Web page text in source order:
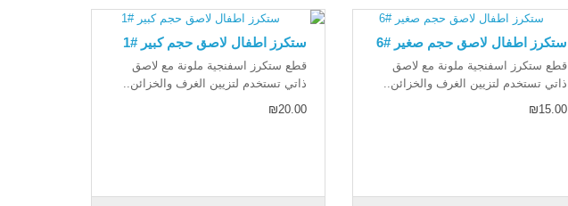
ستكرز اطفال لاصق حجم صغير #6
قطع ستكرز اسفنجية ملونة مع لاصق
ذاتي تستخدم لتزيين الغرف والخزائن..
₪15.00
ستكرز اطفال لاصق حجم كبير #1
قطع ستكرز اسفنجية ملونة مع لاصق
ذاتي تستخدم لتزيين الغرف والخزائن..
₪20.00